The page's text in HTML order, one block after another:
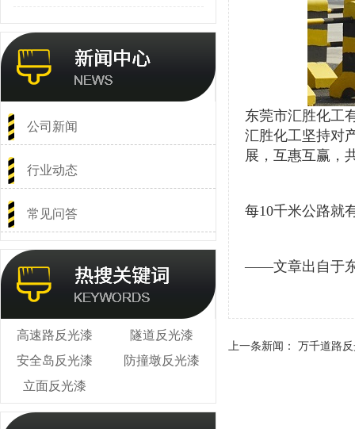
公司新闻
行业动态
常见问答
高速路反光漆
隧道反光漆
安全岛反光漆
防撞墩反光漆
立面反光漆
东莞市汇胜化工
汇胜化工坚持对
展，互惠互赢，
每10千米公路就
——文章出自于
上一条新闻： 万千道路